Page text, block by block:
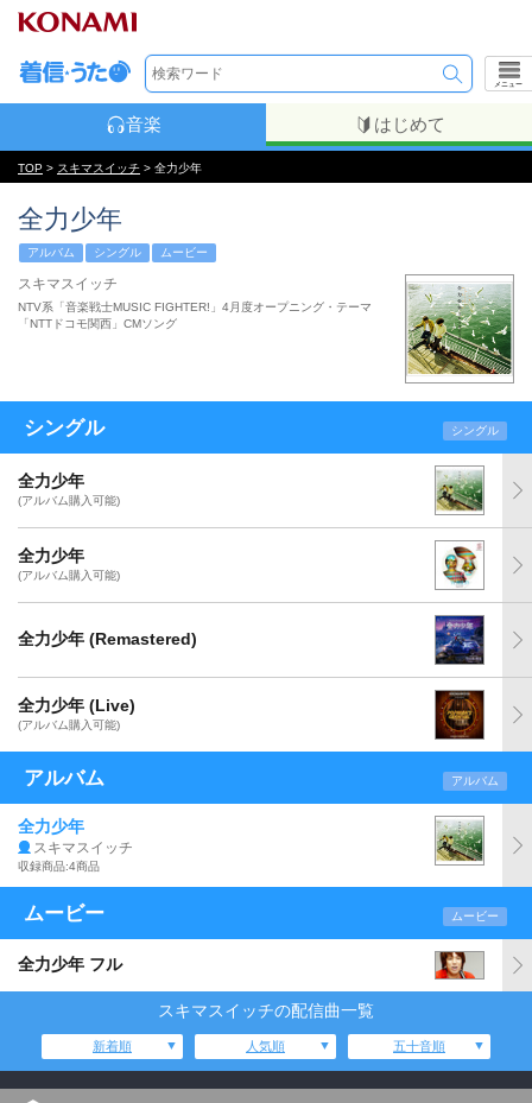
メニュー
音楽 はじめて
TOP > スキマスイッチ > 全力少年
全力少年
アルバム シングル ムービー
スキマスイッチ
NTV系「音楽戦士MUSIC FIGHTER!」4月度オープニング・テーマ
「NTTドコモ関西」CMソング
シングル シングル
全力少年
(アルバム購入可能)
全力少年
(アルバム購入可能)
全力少年 (Remastered)
全力少年 (Live)
(アルバム購入可能)
アルバム アルバム
全力少年
スキマスイッチ
収録商品:4商品
ムービー ムービー
全力少年 フル
スキマスイッチの配信曲一覧
新着順 人気順 五十音順